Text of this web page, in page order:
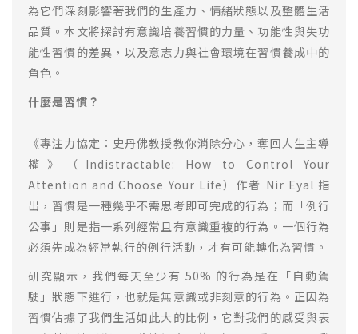
為它們深刻影響著我們的生產力、情緒狀態以及整體生活
品質。本文將探討有意識培養習慣的力量、功能性與失功
能性習慣的差異，以及意志力與社會環境在習慣養成中的
角色。
什麼是習慣？
《專注力協定：史丹佛教授教你消除分心，奪回人生主導
權》（Indistractable: How to Control Your
Attention and Choose Your Life）作者 Nir Eyal 指
出，習慣是一種幾乎不需思考即可完成的行為；而「例行
公事」則是指一系列經常且有意識重複的行為。一個行為
必須先成為經常執行的例行活動，才有可能轉化為習慣。
研究顯示，我們每天至少有 50% 的行為是在「自動駕
駛」狀態下進行，也就是無意識或非刻意的行為。正因為
習慣佔據了我們生活如此大的比例，它對我們的感受與表